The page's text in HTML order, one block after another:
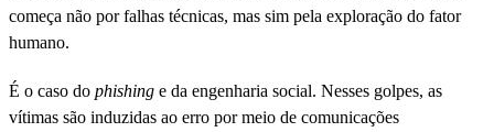
começa não por falhas técnicas, mas sim pela exploração do fator
humano.
É o caso do phishing e da engenharia social. Nesses golpes, as
vítimas são induzidas ao erro por meio de comunicações